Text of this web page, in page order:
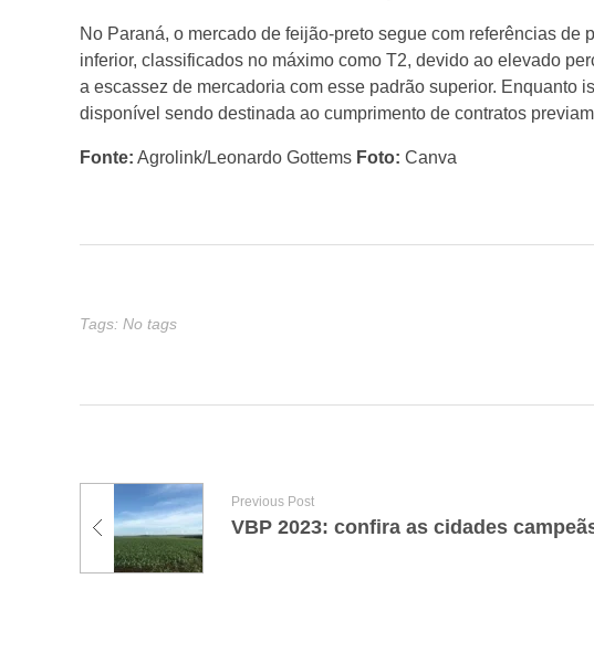
a
d
o
s
r
o
No Paraná, o mercado de feijão-preto segue com referências
inferior, classificados no máximo como T2, devido ao elevado
a escassez de mercadoria com esse padrão superior. Enquanto
disponível sendo destinada ao cumprimento de contratos
Fonte: Agrolink/Leonardo Gottems Foto: Canva
Tags: No tags
Previous Post